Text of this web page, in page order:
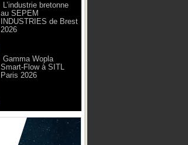
L’industrie bretonne
au SEPEM
INDUSTRIES de Brest
2026
Gamma Wopla
Smart-Flow à SITL
Paris 2026